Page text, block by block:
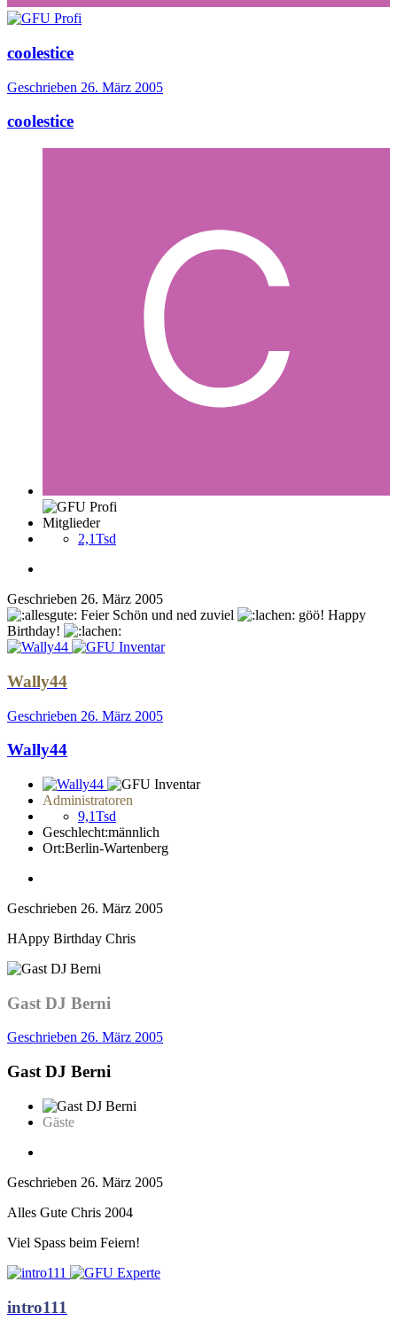
coolestice
Geschrieben 26. März 2005
coolestice
Mitglieder
2,1Tsd
Geschrieben 26. März 2005
Feier Schön und ned zuviel
göö! Happy
Birthday!
Wally44
Geschrieben 26. März 2005
Wally44
Administratoren
9,1Tsd
Geschlecht:männlich
Ort:Berlin-Wartenberg
Geschrieben 26. März 2005
HAppy Birthday Chris
Gast DJ Berni
Geschrieben 26. März 2005
Gast DJ Berni
Gäste
Geschrieben 26. März 2005
Alles Gute Chris 2004
Viel Spass beim Feiern!
intro111